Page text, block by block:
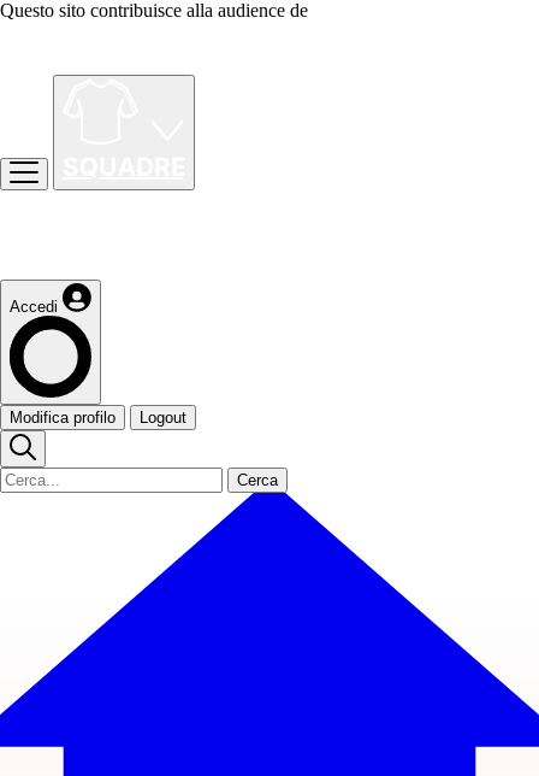
Questo sito contribuisce alla audience de
Accedi
Modifica profilo Logout
Cerca